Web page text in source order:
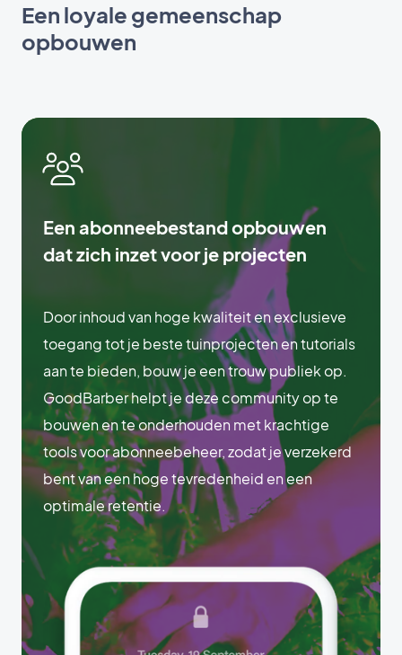
Een loyale gemeenschap
opbouwen
Een abonneebestand opbouwen
dat zich inzet voor je projecten
Door inhoud van hoge kwaliteit en exclusieve
toegang tot je beste tuinprojecten en tutorials
aan te bieden, bouw je een trouw publiek op.
GoodBarber helpt je deze community op te
bouwen en te onderhouden met krachtige
tools voor abonneebeheer, zodat je verzekerd
bent van een hoge tevredenheid en een
optimale retentie.